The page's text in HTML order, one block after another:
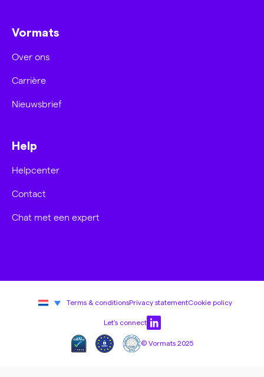
Vormats
Over ons
Carrière
Nieuwsbrief
Help
Helpcenter
Contact
Chat met een expert
Terms & conditionsPrivacy statementCookie policy
Let’s connect
© Vormats 2025